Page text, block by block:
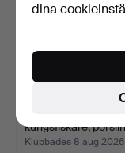
kungsfiskare,
Klubbades 8 aug 2026
dina